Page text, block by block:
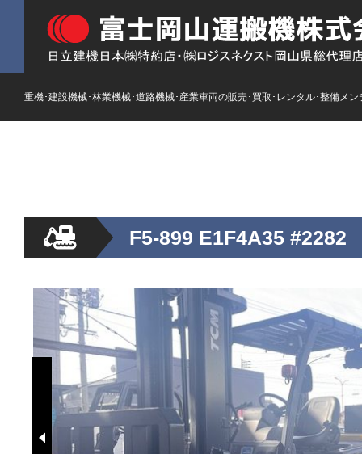
重機･建設機械･林業機械･道路機械･産業車両の販売･買取･レンタル･整備メン
F5-899 E1F4A35 #2282